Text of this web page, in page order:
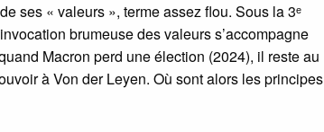
ses « valeurs », terme assez flou. Sous la 3ᵉ
brumeuse des valeurs s’accompagne
Macron perd une élection (2024), il reste au
à Von der Leyen. Où sont alors les principes